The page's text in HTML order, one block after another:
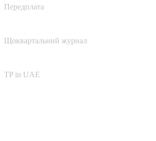
Передплата
Щоквартальний журнал
TP in UAE